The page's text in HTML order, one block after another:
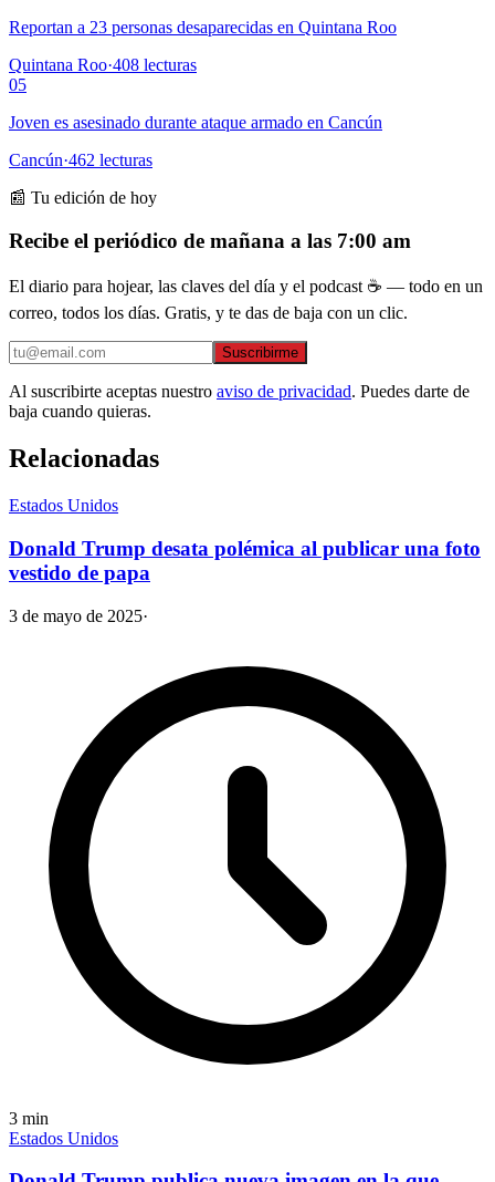
Reportan a 23 personas desaparecidas en Quintana Roo
Quintana Roo·408 lecturas
05
Joven es asesinado durante ataque armado en Cancún
Cancún·462 lecturas
📰 Tu edición de hoy
Recibe el periódico de mañana a las 7:00 am
El diario para hojear, las claves del día y el podcast ☕ — todo en un
correo, todos los días. Gratis, y te das de baja con un clic.
Suscribirme
Al suscribirte aceptas nuestro aviso de privacidad. Puedes darte de
baja cuando quieras.
Relacionadas
Estados Unidos
Donald Trump desata polémica al publicar una foto
vestido de papa
3 de mayo de 2025·
3 min
Estados Unidos